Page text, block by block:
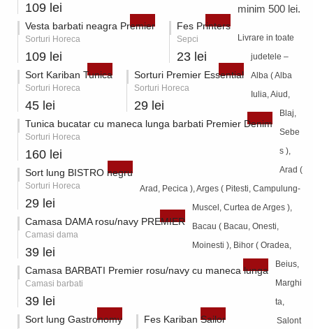
109 lei
Vesta barbati neagra Premier
Sorturi Horeca
109 lei
Fes Printers
Sepci
23 lei
Sort Kariban Tunica
Sorturi Horeca
45 lei
Sorturi Premier Essential
Sorturi Horeca
29 lei
Tunica bucatar cu maneca lunga barbati Premier Denim
Sorturi Horeca
160 lei
Sort lung BISTRO negru
Sorturi Horeca
29 lei
Camasa DAMA rosu/navy PREMIER
Camasi dama
39 lei
Camasa BARBATI Premier rosu/navy cu maneca lunga
Camasi barbati
39 lei
Sort lung Gastronomy Fes Kariban Sailor
minim 500 lei.
Livrare in toate
judetele –
Alba ( Alba
Iulia, Aiud,
Blaj,
Sebe
s ),
Arad (
Arad, Pecica ), Arges ( Pitesti, Campulung-
Muscel, Curtea de Arges ),
Bacau ( Bacau, Onesti,
Moinesti ), Bihor ( Oradea,
Beius,
Marghi
ta,
Salont